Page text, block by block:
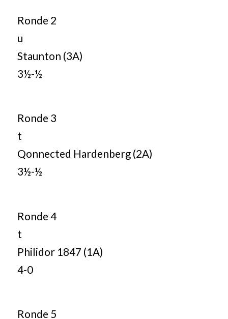
Ronde 2
u
Staunton (3A)
3½-½
Ronde 3
t
Qonnected Hardenberg (2A)
3½-½
Ronde 4
t
Philidor 1847 (1A)
4-0
Ronde 5